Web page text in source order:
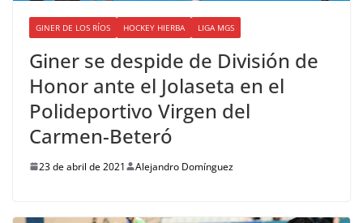
GINER DE LOS RÍOS HOCKEY HIERBA LIGA MGS
Giner se despide de División de
Honor ante el Jolaseta en el
Polideportivo Virgen del
Carmen-Beteró
23 de abril de 2021 Alejandro Domínguez